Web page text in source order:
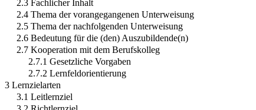
2.3 Fachlicher Inhalt
2.4 Thema der vorangegangenen Unterweisung
2.5 Thema der nachfolgenden Unterweisung
2.6 Bedeutung für die (den) Auszubildende(n)
2.7 Kooperation mit dem Berufskolleg
2.7.1 Gesetzliche Vorgaben
2.7.2 Lernfeldorientierung
3 Lernzielarten
3.1 Leitlernziel